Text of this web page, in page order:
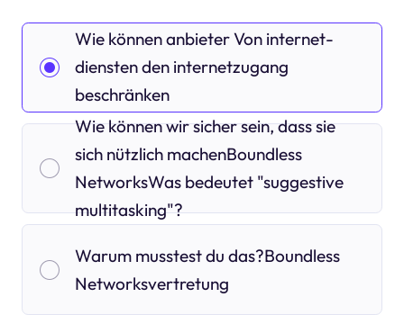
Wie können anbieter Von internet-
diensten den internetzugang
beschränken
Wie können wir sicher sein, dass sie
sich nützlich machenBoundless
NetworksWas bedeutet "suggestive
multitasking"?
Warum musstest du das?Boundless
Networksvertretung